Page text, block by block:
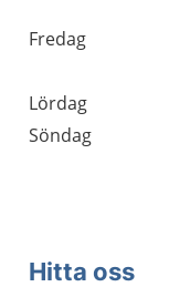
Fredag
Lördag
Söndag
Hitta oss